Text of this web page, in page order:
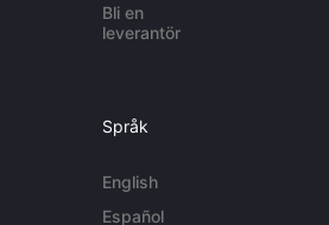
Bli en
leverantör
Språk
English
Español